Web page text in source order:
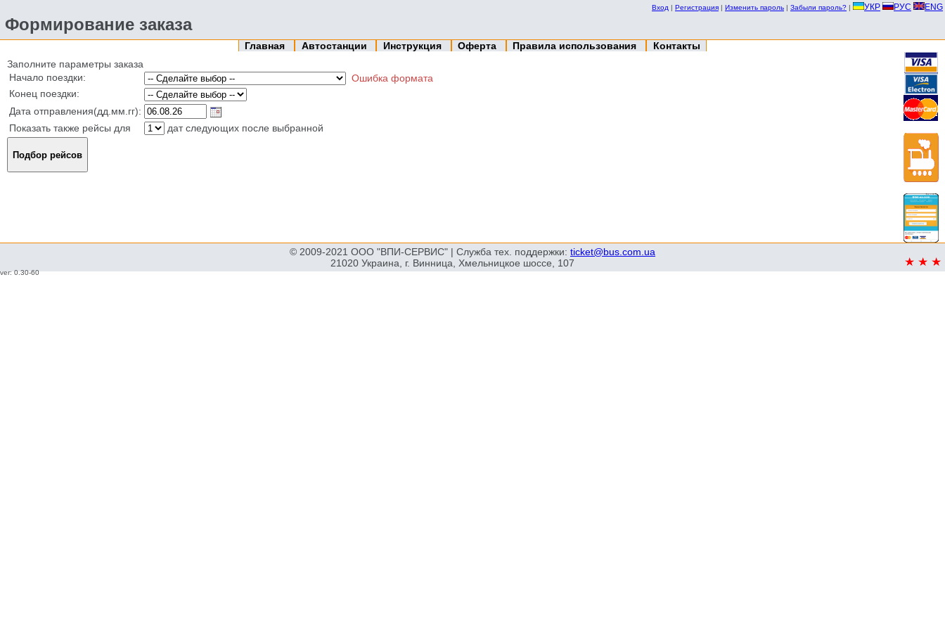
Вход | Регистрация | Изменить пароль | Забыли пароль? | УКР РУС ENG
Формирование заказа
Главная Автостанции Инструкция Оферта Правила использования
Контакты
Заполните параметры заказа
Начало поездки:
Ошибка формата
Конец поездки:
Дата отправления(дд.мм.гг):
Показать также рейсы для
дат следующих после выбранной
© 2009-2021 ООО "ВПИ-СЕРВИС" | Служба тех. поддержки: ticket@bus.com.ua
21020 Украина, г. Винница, Хмельницкое шоссе, 107
ver: 0.30-60